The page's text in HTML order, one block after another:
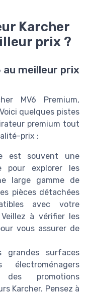
Karcher
prix ?
au meilleur prix
MV6 Premium,
quelques pistes
premium tout
prix :
est souvent une
pour explorer les
large gamme de
pièces détachées
avec votre
à vérifier les
vous assurer de
grandes surfaces
électroménagers
des promotions
Karcher. Pensez à